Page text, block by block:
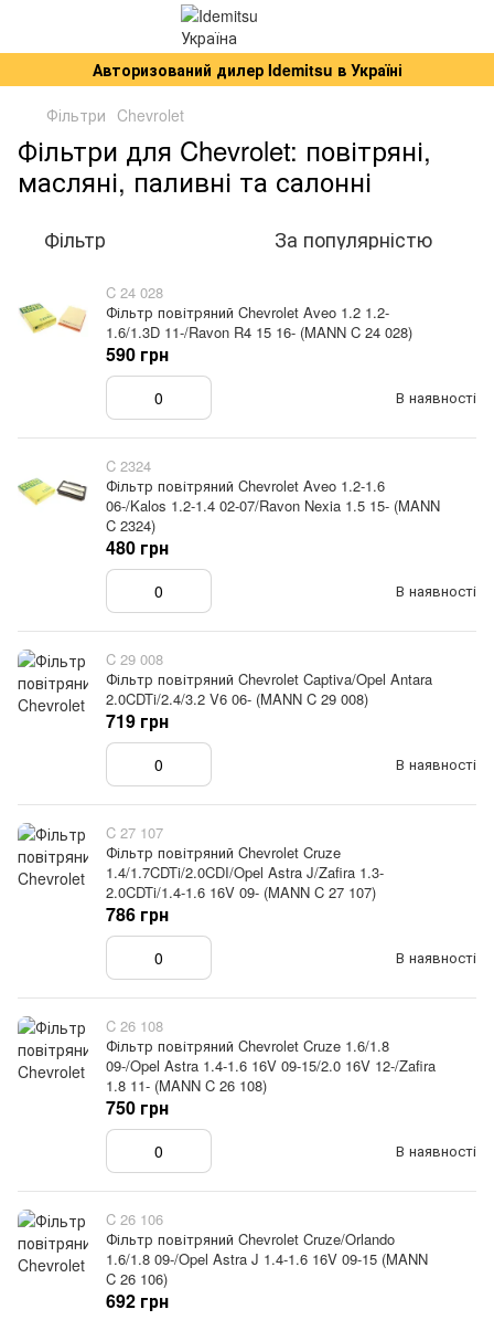
Авторизований дилер Idemitsu в Україні
Фільтри Chevrolet
Фільтри для Chevrolet: повітряні,
масляні, паливні та салонні
Фільтр За популярністю
C 24 028
Фільтр повітряний Chevrolet Aveo 1.2 1.2-
1.6/1.3D 11-/Ravon R4 15 16- (MANN C 24 028)
В наявності
590 грн
C 2324
Фільтр повітряний Chevrolet Aveo 1.2-1.6
06-/Kalos 1.2-1.4 02-07/Ravon Nexia 1.5 15- (MANN
C 2324)
В наявності
480 грн
C 29 008
Фільтр повітряний Chevrolet Captiva/Opel Antara
2.0CDTi/2.4/3.2 V6 06- (MANN C 29 008)
В наявності
719 грн
C 27 107
Фільтр повітряний Chevrolet Cruze
1.4/1.7CDTi/2.0CDI/Opel Astra J/Zafira 1.3-
2.0CDTi/1.4-1.6 16V 09- (MANN C 27 107)
В наявності
786 грн
C 26 108
Фільтр повітряний Chevrolet Cruze 1.6/1.8
09-/Opel Astra 1.4-1.6 16V 09-15/2.0 16V 12-/Zafira
1.8 11- (MANN C 26 108)
В наявності
750 грн
C 26 106
Фільтр повітряний Chevrolet Cruze/Orlando
1.6/1.8 09-/Opel Astra J 1.4-1.6 16V 09-15 (MANN
C 26 106)
692 грн